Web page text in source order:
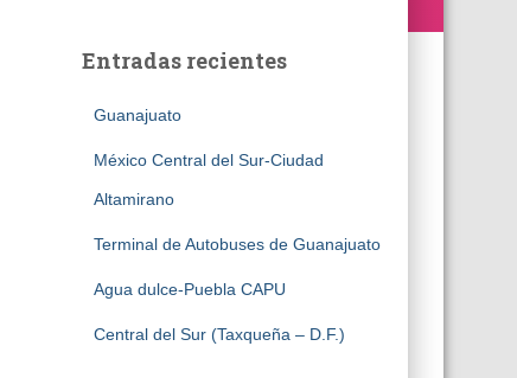
Entradas recientes
Guanajuato
México Central del Sur-Ciudad
Altamirano
Terminal de Autobuses de Guanajuato
Agua dulce-Puebla CAPU
Central del Sur (Taxqueña – D.F.)